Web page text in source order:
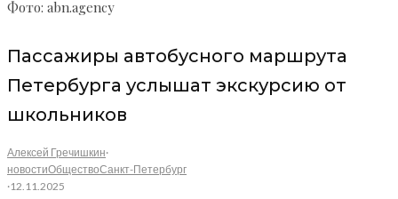
Фото: abn.agency
Пассажиры автобусного маршрута
Петербурга услышат экскурсию от
школьников
Алексей Гречишкин·
новостиОбществоСанкт-Петербург
·12.11.2025